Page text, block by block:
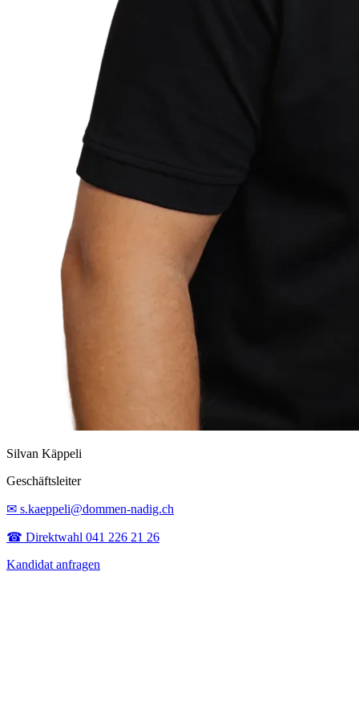
Silvan Käppeli
Geschäftsleiter
✉ s.kaeppeli@dommen-nadig.ch
☎ Direktwahl 041 226 21 26
Kandidat anfragen